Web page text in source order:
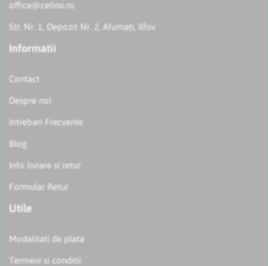
office@celino.ro
Str. Nr. 1, Depozit Nr. 2, Afumați, Ilfov
Informatii
Contact
Despre noi
Intrebari Frecvente
Blog
Info livrare si retur
Formular Retur
Utile
Modalitati de plata
Termeni si conditii